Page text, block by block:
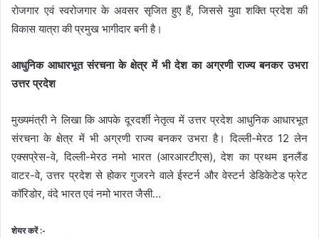
रोजगार एवं स्वरोजगार के अवसर सृजित हुए हैं, जिससे युवा शक्ति प्रदेश की
विकास यात्रा की प्रमुख भागीदार बनी है।
आधुनिक आधारभूत संरचना के क्षेत्र में भी देश का अग्रणी राज्य बनकर उभरा
उत्तर प्रदेश
मुख्यमंत्री ने लिखा कि आपके दूरदर्शी नेतृत्व में उत्तर प्रदेश आधुनिक आधारभूत
संरचना के क्षेत्र में भी अग्रणी राज्य बनकर उभरा है। दिल्ली-मेरठ 12 लेन
एक्सप्रेस-वे, दिल्ली-मेरठ नमो भारत (आरआरटीएस), देश का प्रथम इनलैंड
वाटर-वे, उत्तर प्रदेश से होकर गुजरने वाले ईस्टर्न और वेस्टर्न डेडिकेटेड फ्रेट
कॉरिडोर, वंदे भारत एवं नमो भारत जैसी…
शेयर करें :-